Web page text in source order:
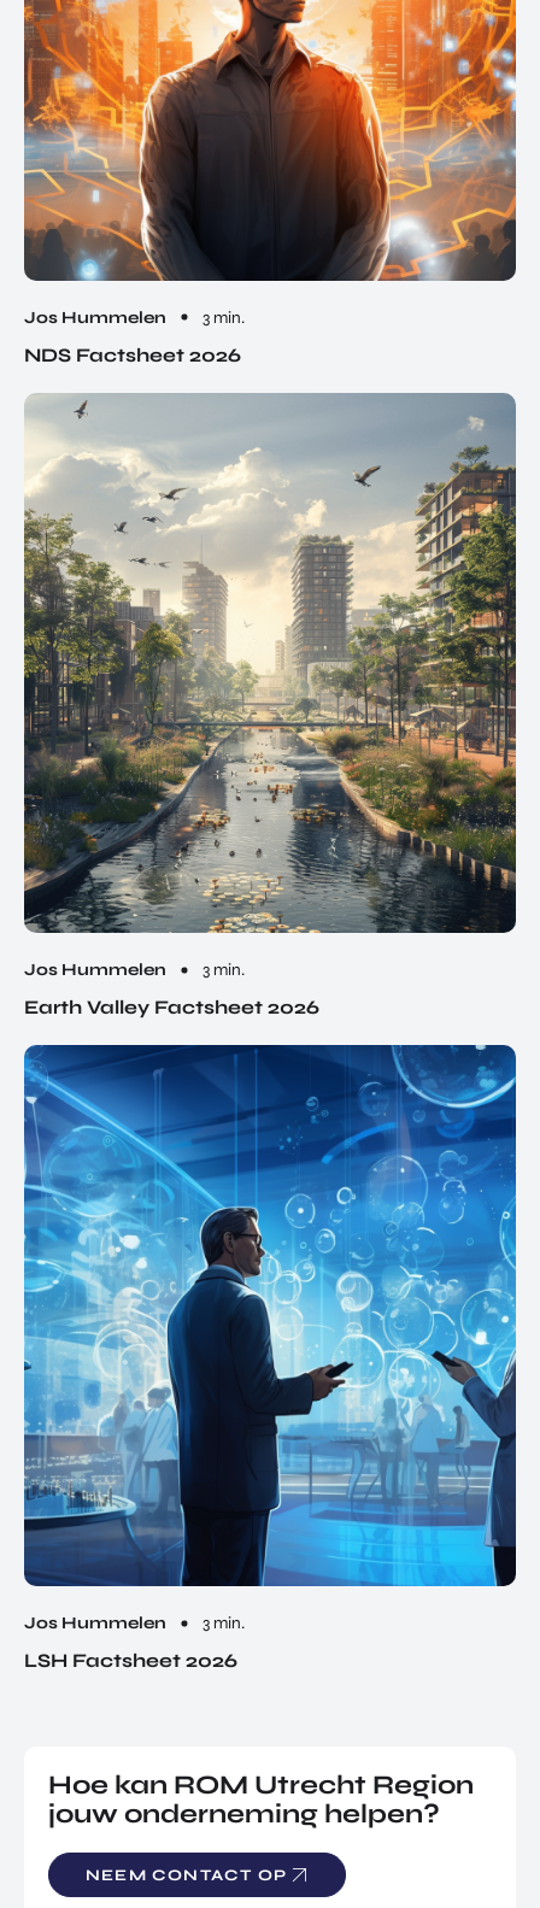
Jos Hummelen 3 min.
NDS Factsheet 2026
Jos Hummelen 3 min.
Earth Valley Factsheet 2026
Jos Hummelen 3 min.
LSH Factsheet 2026
Hoe kan ROM Utrecht Region
jouw onderneming helpen?
NEEM CONTACT OP